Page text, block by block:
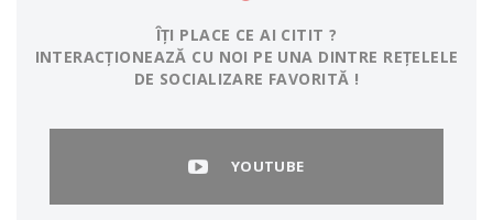
ÎȚI PLACE CE AI CITIT ?
INTERACȚIONEAZĂ CU NOI PE UNA DINTRE REȚELELE
DE SOCIALIZARE FAVORITĂ !
YOUTUBE